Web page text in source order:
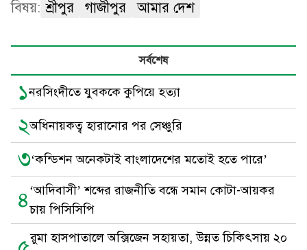
বিষয়: শ্রীপুর গাজীপুর আমার দেশ
সর্বশেষ
১নরসিংদীতে যুবককে কুপিয়ে হত্যা
২অধিনায়কত্ব হারানোর পর সেঞ্চুরি
৩‘কন্ডিশন অনেকটাই বাংলাদেশের মতোই হতে পারে’
৪‘আদিবাসী’ শব্দের রাজনীতি বন্ধে সমান কোটা-আয়কর
চায় পিসিসিপি
রুমা হাসপাতালে অক্সিজেন সহায়তা, উন্নত চিকিৎসায় ২০